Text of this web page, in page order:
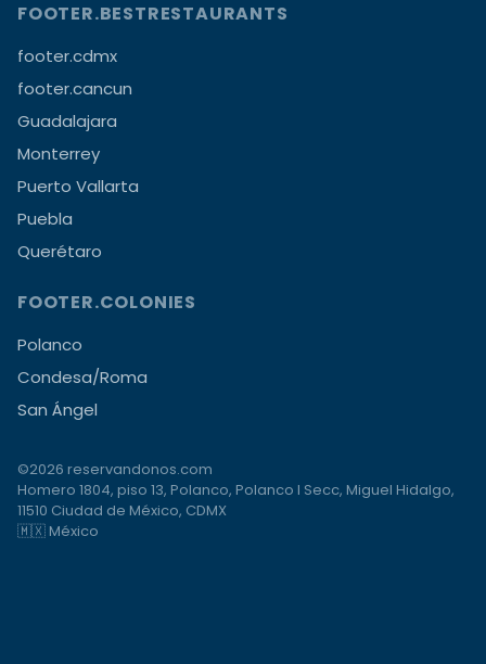
FOOTER.BESTRESTAURANTS
footer.cdmx
footer.cancun
Guadalajara
Monterrey
Puerto Vallarta
Puebla
Querétaro
FOOTER.COLONIES
Polanco
Condesa/Roma
San Ángel
©2026 reservandonos.com
Homero 1804, piso 13, Polanco, Polanco I Secc, Miguel Hidalgo,
11510 Ciudad de México, CDMX
🇲🇽 México